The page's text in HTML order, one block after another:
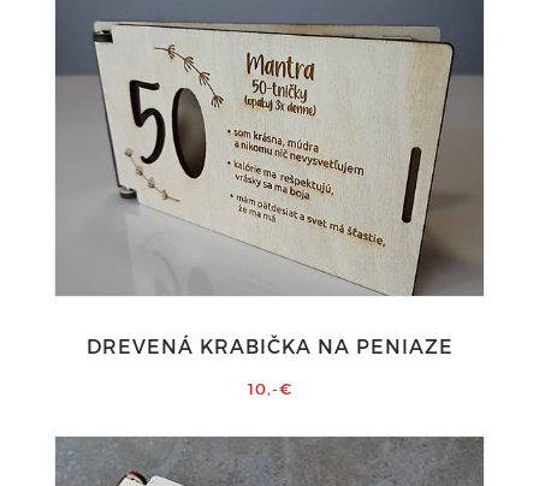
DREVENÁ KRABIČKA NA PENIAZE
10,-€